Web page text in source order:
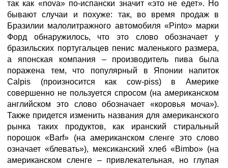
так как «nova» по-испански значит «это не едет». Но
бывают случаи и похуже: так, во время продаж в
Бразилии малолитражного автомобиля «Pinto» марки
Форд обнаружилось, что это слово обозначает у
бразильских португальцев пенис маленького размера,
а японская компания – производитель пива была
поражена тем, что популярный в Японии напиток
Calpis (произносится как cow-piss) в Америке
совершенно не пользуется спросом (на американском
английском это слово обозначает «коровья моча»).
Также придется изменить названия для американского
рынка таких продуктов, как иранский стиральный
порошок «Barf» (на американском сленге это слово
означает «блевать»), мексиканский хлеб «Bimbo» (на
американском сленге – привлекательная, но глупая